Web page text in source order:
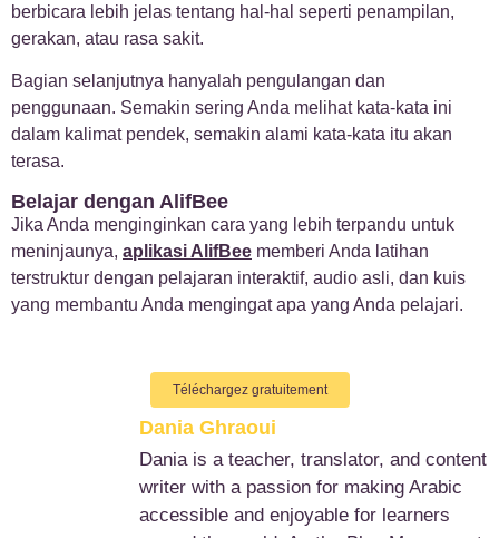
berbicara lebih jelas tentang hal-hal seperti penampilan,
gerakan, atau rasa sakit.
Bagian selanjutnya hanyalah pengulangan dan
penggunaan. Semakin sering Anda melihat kata-kata ini
dalam kalimat pendek, semakin alami kata-kata itu akan
terasa.
Belajar dengan AlifBee
Jika Anda menginginkan cara yang lebih terpandu untuk
meninjaunya, aplikasi AlifBee memberi Anda latihan
terstruktur dengan pelajaran interaktif, audio asli, dan kuis
yang membantu Anda mengingat apa yang Anda pelajari.
Téléchargez gratuitement
Dania Ghraoui
Dania is a teacher, translator, and content
writer with a passion for making Arabic
accessible and enjoyable for learners